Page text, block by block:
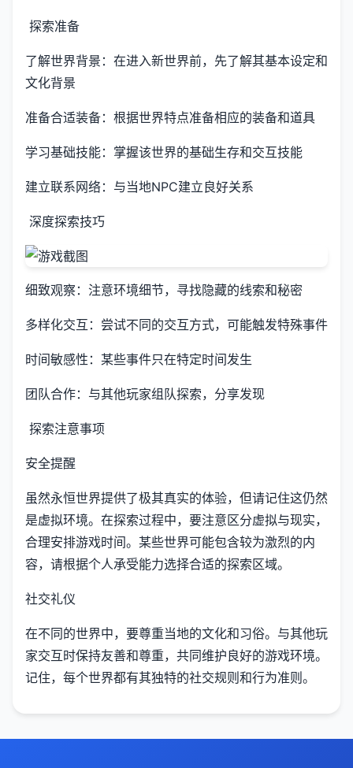
探索准备
了解世界背景：在进入新世界前，先了解其基本设定和
文化背景
准备合适装备：根据世界特点准备相应的装备和道具
学习基础技能：掌握该世界的基础生存和交互技能
建立联系网络：与当地NPC建立良好关系
深度探索技巧
细致观察：注意环境细节，寻找隐藏的线索和秘密
多样化交互：尝试不同的交互方式，可能触发特殊事件
时间敏感性：某些事件只在特定时间发生
团队合作：与其他玩家组队探索，分享发现
探索注意事项
安全提醒
虽然永恒世界提供了极其真实的体验，但请记住这仍然
是虚拟环境。在探索过程中，要注意区分虚拟与现实，
合理安排游戏时间。某些世界可能包含较为激烈的内
容，请根据个人承受能力选择合适的探索区域。
社交礼仪
在不同的世界中，要尊重当地的文化和习俗。与其他玩
家交互时保持友善和尊重，共同维护良好的游戏环境。
记住，每个世界都有其独特的社交规则和行为准则。